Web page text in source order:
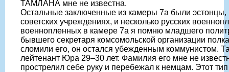
ТАМЛАНА мне не известна.
Остальные заключенные из камеры 7а были
советских учреждениях, и несколько русских
военнопленных в камере 7а я помню младшего
бывшего секретаря комсомольской организации
сломили его, он остался убежденным коммунистом.
лейтенант Юра 29–30 лет. Фамилия его мне не
прострелил себе руку и перебежал к немцам. Этот